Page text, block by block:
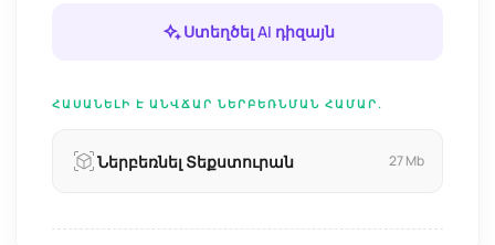
Ստեղծել AI դիզայն
ՀԱՍԱՆԵԼԻ Է ԱՆՎՃԱՐ ՆԵՐԲԵՌՆՄԱՆ ՀԱՄԱՐ.
Ներբեռնել Տեքստուրան 27 Mb